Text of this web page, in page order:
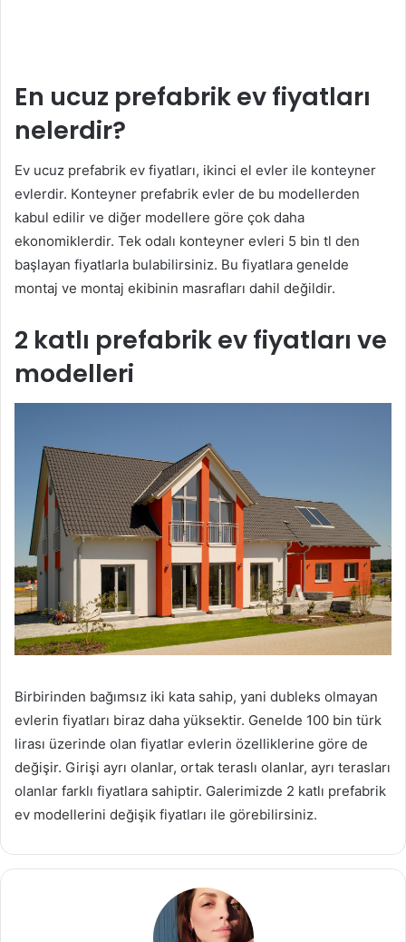
En ucuz prefabrik ev fiyatları
nelerdir?
Ev ucuz prefabrik ev fiyatları, ikinci el evler ile konteyner
evlerdir. Konteyner prefabrik evler de bu modellerden
kabul edilir ve diğer modellere göre çok daha
ekonomiklerdir. Tek odalı konteyner evleri 5 bin tl den
başlayan fiyatlarla bulabilirsiniz. Bu fiyatlara genelde
montaj ve montaj ekibinin masrafları dahil değildir.
2 katlı prefabrik ev fiyatları ve
modelleri
Birbirinden bağımsız iki kata sahip, yani dubleks olmayan
evlerin fiyatları biraz daha yüksektir. Genelde 100 bin türk
lirası üzerinde olan fiyatlar evlerin özelliklerine göre de
değişir. Girişi ayrı olanlar, ortak teraslı olanlar, ayrı terasları
olanlar farklı fiyatlara sahiptir. Galerimizde 2 katlı prefabrik
ev modellerini değişik fiyatları ile görebilirsiniz.